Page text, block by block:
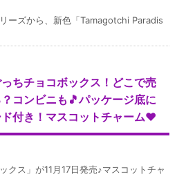
ーズから、新色「Tamagotchi Paradis
ちチョコボックス！どこで売
コンビニも🎵パッケージ底に
付き！マスコットチャーム♥
クス」が11月17日発売♪マスコットチャ